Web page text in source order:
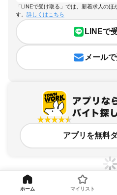
「LINEで受け取る」では、新着求人の
す。 詳しくはこちら
LINEで
メール
アプリを無料
ホーム マイリスト